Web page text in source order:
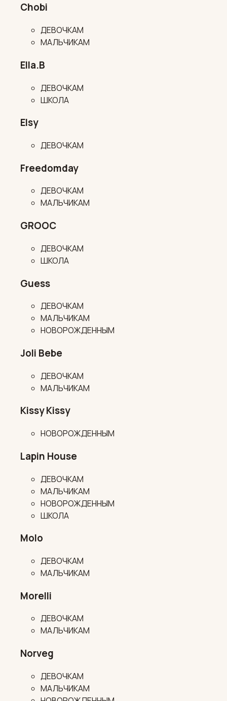
Chobi
ДЕВОЧКАМ
МАЛЬЧИКАМ
Ella.B
ДЕВОЧКАМ
ШКОЛА
Elsy
ДЕВОЧКАМ
Freedomday
ДЕВОЧКАМ
МАЛЬЧИКАМ
GROOC
ДЕВОЧКАМ
ШКОЛА
Guess
ДЕВОЧКАМ
МАЛЬЧИКАМ
НОВОРОЖДЕННЫМ
Joli Bebe
ДЕВОЧКАМ
МАЛЬЧИКАМ
Kissy Kissy
НОВОРОЖДЕННЫМ
Lapin House
ДЕВОЧКАМ
МАЛЬЧИКАМ
НОВОРОЖДЕННЫМ
ШКОЛА
Molo
ДЕВОЧКАМ
МАЛЬЧИКАМ
Morelli
ДЕВОЧКАМ
МАЛЬЧИКАМ
Norveg
ДЕВОЧКАМ
МАЛЬЧИКАМ